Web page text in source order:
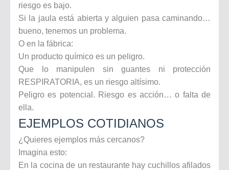
riesgo es bajo.
Si la jaula está abierta y alguien pasa caminando…
bueno, tenemos un problema.
O en la fábrica:
Un producto químico es un peligro.
Que lo manipulen sin guantes ni protección
RESPIRATORIA, es un riesgo altísimo.
Peligro es potencial. Riesgo es acción… o falta de
ella.
EJEMPLOS COTIDIANOS
¿Quieres ejemplos más cercanos?
Imagina esto:
En la cocina de un restaurante hay cuchillos afilados